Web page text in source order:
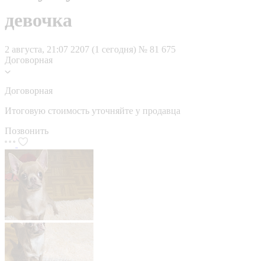
девочка
2 августа, 21:07 2207 (1 сегодня) № 81 675
Договорная
Договорная
Итоговую стоимость уточняйте у продавца
Позвонить